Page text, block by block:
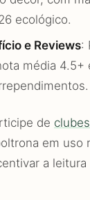
ecológico.
e Reviews:
média 4.5+
de
em uso
a